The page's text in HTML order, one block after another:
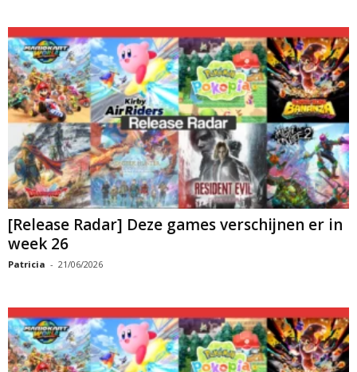
[Release Radar] Deze games verschijnen er in
week 26
Patricia - 21/06/2026